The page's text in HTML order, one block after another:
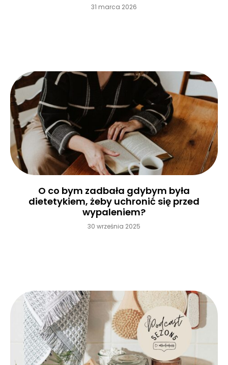
31 marca 2026
O co bym zadbała gdybym była
dietetykiem, żeby uchronić się przed
wypaleniem?
30 września 2025